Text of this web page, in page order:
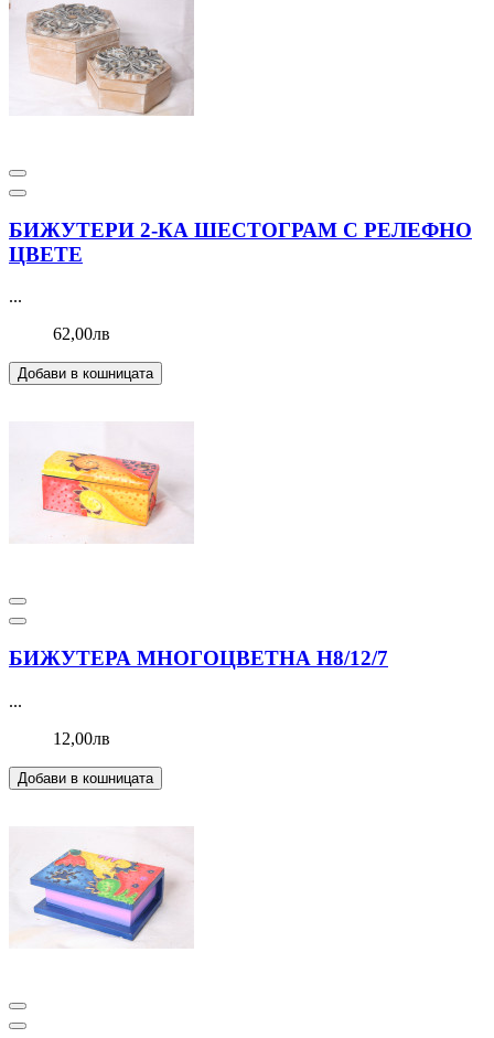
БИЖУТЕРИ 2-КА ШЕСТОГРАМ С РЕЛЕФНО
ЦВЕТЕ
...
62,00лв
Добави в кошницата
БИЖУТЕРА МНОГОЦВЕТНА Н8/12/7
...
12,00лв
Добави в кошницата